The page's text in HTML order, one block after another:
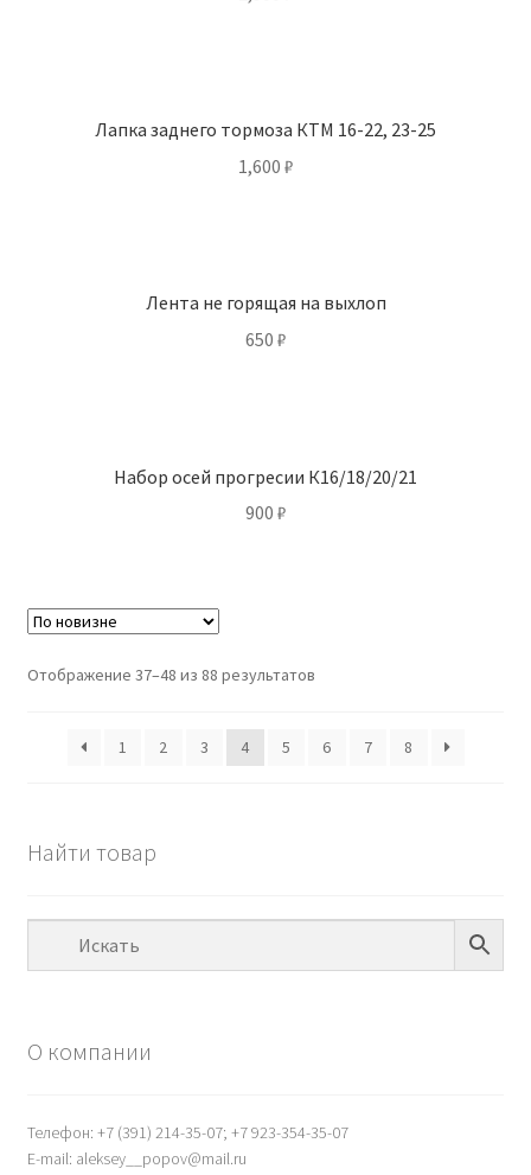
Лапка заднего тормоза КТМ 16-22, 23-25
1,600 ₽
Лента не горящая на выхлоп
650 ₽
Набор осей прогресии К16/18/20/21
900 ₽
Отображение 37–48 из 88 результатов
1 2 3 4 5 6 7 8
Найти товар
О компании
Телефон: +7 (391) 214-35-07; +7 923-354-35-07
E-mail: aleksey__popov@mail.ru